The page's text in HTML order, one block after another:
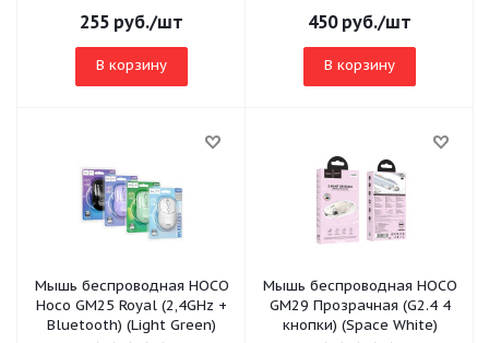
255 руб./шт
В корзину
450руб./шт
В корзину
Мышь беспроводная HOCO
Hoco GM25 Royal (2,4GHz +
Bluetooth) (Light Green)
Мышь беспроводная HOCO
GM29 Прозрачная (G2.4 4
кнопки) (Space White)